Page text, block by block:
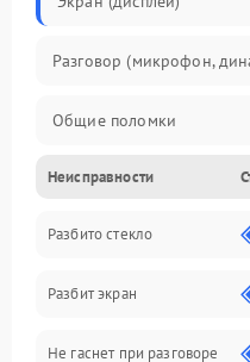
Разговор (микрофон,
Общие поломки
Проблемы связи
Камеры
Проблемы с дисплеем и
Неисправности
Разбито стекло
Разбит экран
Не гаснет при разговоре